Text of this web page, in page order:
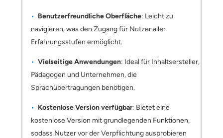
Benutzerfreundliche Oberfläche: Leicht zu
navigieren, was den Zugang für Nutzer aller
Erfahrungsstufen ermöglicht.
Vielseitige Anwendungen: Ideal für Inhaltsersteller,
Pädagogen und Unternehmen, die
Sprachübertragungen benötigen.
Kostenlose Version verfügbar: Bietet eine
kostenlose Version mit grundlegenden Funktionen,
sodass Nutzer vor der Verpflichtung ausprobieren